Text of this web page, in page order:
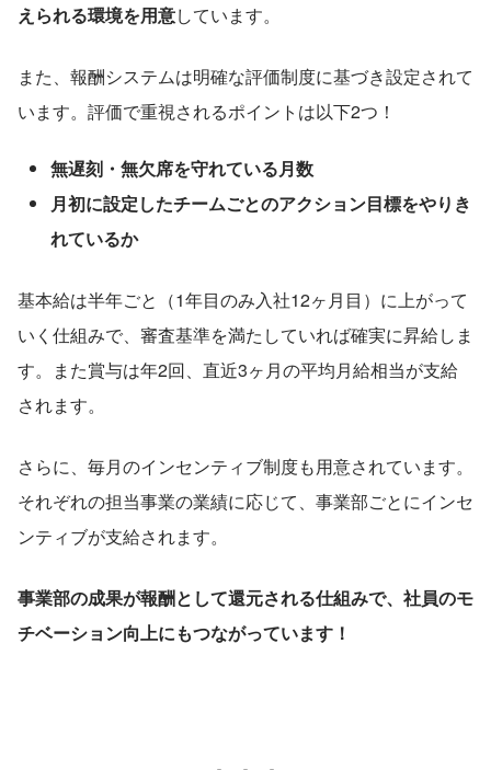
えられる環境を用意しています。
また、報酬システムは明確な評価制度に基づき設定されて
います。評価で重視されるポイントは以下2つ！
無遅刻・無欠席を守れている月数
月初に設定したチームごとのアクション目標をやりき
れているか
基本給は半年ごと（1年目のみ入社12ヶ月目）に上がって
いく仕組みで、審査基準を満たしていれば確実に昇給しま
す。また賞与は年2回、直近3ヶ月の平均月給相当が支給
されます。
さらに、毎月のインセンティブ制度も用意されています。
それぞれの担当事業の業績に応じて、事業部ごとにインセ
ンティブが支給されます。
事業部の成果が報酬として還元される仕組みで、社員のモ
チベーション向上にもつながっています！